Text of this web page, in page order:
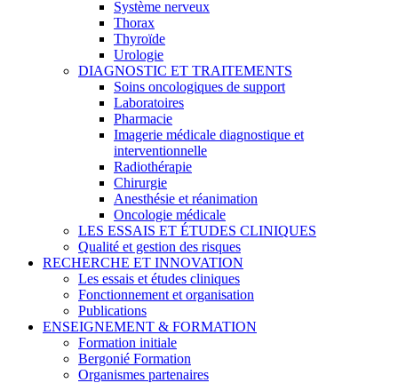
Système nerveux
Thorax
Thyroïde
Urologie
DIAGNOSTIC ET TRAITEMENTS
Soins oncologiques de support
Laboratoires
Pharmacie
Imagerie médicale diagnostique et
interventionnelle
Radiothérapie
Chirurgie
Anesthésie et réanimation
Oncologie médicale
LES ESSAIS ET ÉTUDES CLINIQUES
Qualité et gestion des risques
RECHERCHE ET INNOVATION
Les essais et études cliniques
Fonctionnement et organisation
Publications
ENSEIGNEMENT & FORMATION
Formation initiale
Bergonié Formation
Organismes partenaires